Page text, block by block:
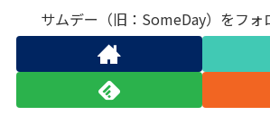
サムデー（旧：SomeDay）をフォ